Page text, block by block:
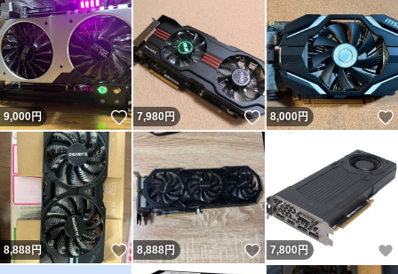
9,000円 いいね！
7,980円 いいね！
8,000円
8,888円 いいね！
8,888円 いいね！
7,800 円